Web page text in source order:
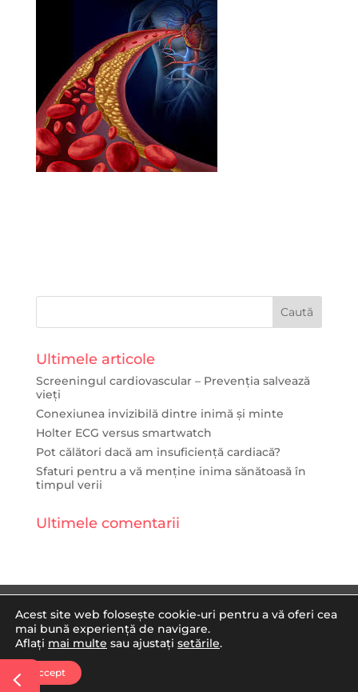
Ultimele articole
Screeningul cardiovascular – Prevenția salvează
vieți
Conexiunea invizibilă dintre inimă și minte
Holter ECG versus smartwatch
Pot călători dacă am insuficiență cardiacă?
Sfaturi pentru a vă menține inima sănătoasă în
timpul verii
Ultimele comentarii
Politica de confidentialitate
Procedura GDPR
Blog
Instagram
Acest site web folosește cookie-uri pentru a vă oferi cea
mai bună experiență de navigare.
Aflați mai multe sau ajustați setările.
Accept